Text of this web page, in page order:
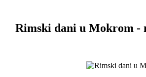
Rimski dani u Mokrom